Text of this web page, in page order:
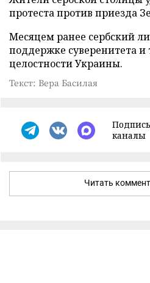
протеста против приезда
Месяцем ранее сербский
поддержке суверенитета
целостности Украины.
Текст: Вера Басилая
каналы
Читать